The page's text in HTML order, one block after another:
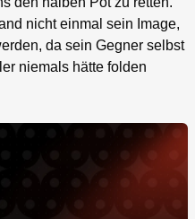
nicht einmal sein Image,
da sein Gegner selbst
niemals hätte folden